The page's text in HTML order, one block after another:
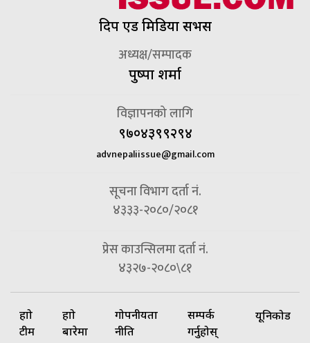
दिप एड मिडिया सर्भिस
अध्यक्ष/सम्पादक
पुष्पा शर्मा
विज्ञापनको लागि
९७०४३९९२९४
advnepaliissue@gmail.com
सूचना विभाग दर्ता नं.
४३३३-२०८०/२०८१
प्रेस काउन्सिलमा दर्ता नं.
४३२७-२०८०\८१
हाम्रो
टीम
हाम्रो
बारेमा
गोपनीयता
नीति
सम्पर्क
गर्नुहोस्
यूनिकोड